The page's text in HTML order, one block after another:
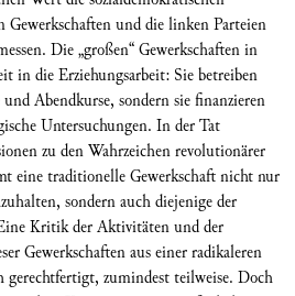
und die linken Parteien
Die „großen“ Gewerkschaften in
in die Erziehungsarbeit: Sie betreiben
Abendkurse, sondern sie finanzieren
Untersuchungen. In der Tat
zu den Wahrzeichen revolutionärer
eine traditionelle Gewerkschaft nicht nur
sondern auch diejenige der
Kritik der Aktivitäten und der
Gewerkschaften aus einer radikaleren
gerechtfertigt, zumindest teilweise. Doch